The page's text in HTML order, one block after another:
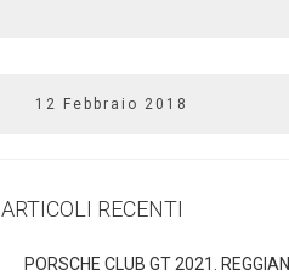
12 Febbraio 2018
ARTICOLI RECENTI
PORSCHE CLUB GT 2021. REGGIANI